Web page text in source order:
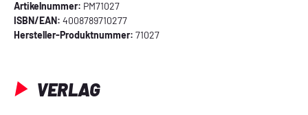
Artikelnummer: PM71027
ISBN/EAN: 4008789710277
Hersteller-Produktnummer: 71027
VERLAG